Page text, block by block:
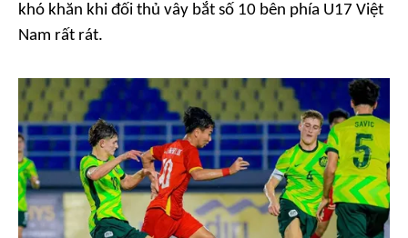
khó khăn khi đối thủ vây bắt số 10 bên phía U17 Việt
Nam rất rát.